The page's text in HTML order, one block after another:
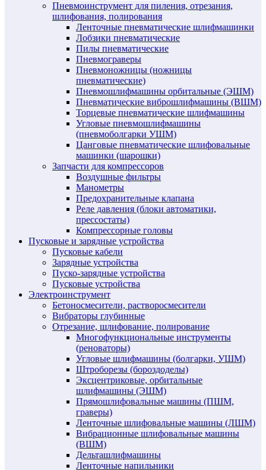
Пневмоинструмент для пиления, отрезания,
шлифования, полирования
Ленточные пневматические шлифмашинки
Лобзики пневматические
Пилы пневматические
Пневмограверы
Пневмоножницы (ножницы
пневматические)
Пневмошлифмашины орбитальные (ЭШМ)
Пневматические виброшлифмашины (ВШМ)
Торцевые пневматические шлифмашины
Угловые пневмошлифмашины
(пневмоболгарки УШМ)
Цанговые пневматические шлифовальные
машинки (шарошки)
Запчасти для компрессоров
Воздушные фильтры
Манометры
Предохранительные клапана
Реле давления (блоки автоматики,
прессостаты)
Компрессорные головы
Пусковые и зарядные устройства
Пусковые кабели
Зарядные устройства
Пуско-зарядные устройства
Пусковые устройства
Электроинструмент
Бетоносмесители, растворосмесители
Вибраторы глубинные
Отрезание, шлифование, полирование
Многофункциональные инструменты
(реноваторы)
Угловые шлифмашины (болгарки, УШМ)
Штроборезы (бороздоделы)
Эксцентриковые, орбитальные
шлифмашины (ЭШМ)
Прямошлифовальные машины (ПШМ,
граверы)
Ленточные шлифовальные машины (ЛШМ)
Вибрационные шлифовальные машины
(ВШМ)
Дельташлифмашины
Ленточные напильники